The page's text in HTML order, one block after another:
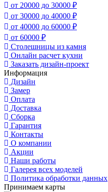
от 20000 до 30000 ₽
от 30000 до 40000 ₽
от 40000 до 60000 ₽
от 60000 ₽
Столешницы из камня
Онлайн расчет кухни
Заказать дизайн-проект
Информация
Дизайн
Замер
Оплата
Доставка
Сборка
Гарантия
Контакты
О компании
Акции
Наши работы
Галерея всех моделей
Политика обработки данных
Принимаем карты